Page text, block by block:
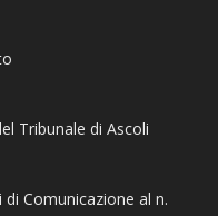
Tribunale di Ascoli
Comunicazione al n.